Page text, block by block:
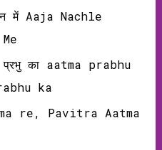
में Aaja Nachle
प्रभु का aatma prabhu
ka
re, Pavitra Aatma